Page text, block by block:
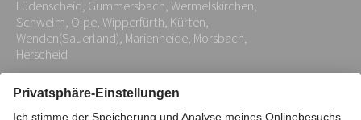
Lüdenscheid, Gummersbach, Wermelskirchen,
Schwelm, Olpe, Wipperfürth, Kürten,
Wenden(Sauerland), Marienheide, Morsbach,
Herscheid
Impressum Datenschutz Stiftung